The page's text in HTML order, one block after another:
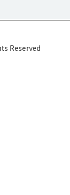
Reserved